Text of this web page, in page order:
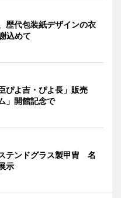
歴代包装紙デザインの衣
込めて
ぴよ吉・ぴよ長」販売
」開館記念で
テンドグラス製甲冑 名
示